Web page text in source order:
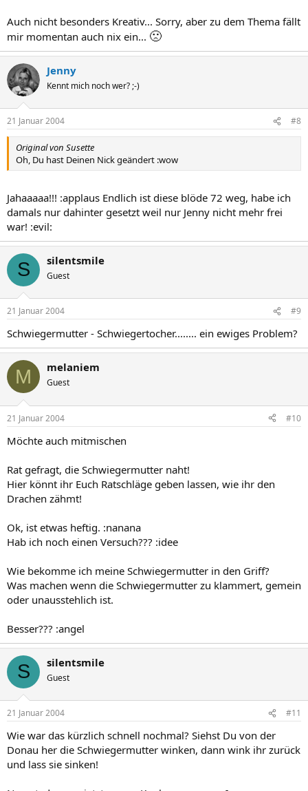
Auch nicht besonders Kreativ... Sorry, aber zu dem Thema fällt
mir momentan auch nix ein... 🙁
Jenny
Kennt mich noch wer? ;-)
21 Januar 2004 #8
Original von Susette
Oh, Du hast Deinen Nick geändert :wow
Jahaaaaa!!! :applaus Endlich ist diese blöde 72 weg, habe ich
damals nur dahinter gesetzt weil nur Jenny nicht mehr frei
war! :evil:
S silentsmile
Guest
21 Januar 2004 #9
Schwiegermutter - Schwiegertocher........ ein ewiges Problem?
M melaniem
Guest
21 Januar 2004 #10
Möchte auch mitmischen
Rat gefragt, die Schwiegermutter naht!
Hier könnt ihr Euch Ratschläge geben lassen, wie ihr den
Drachen zähmt!
Ok, ist etwas heftig. :nanana
Hab ich noch einen Versuch??? :idee
Wie bekomme ich meine Schwiegermutter in den Griff?
Was machen wenn die Schwiegermutter zu klammert, gemein
oder unausstehlich ist.
Besser??? :angel
S silentsmile
Guest
21 Januar 2004 #11
Wie war das kürzlich schnell nochmal? Siehst Du von der
Donau her die Schwiegermutter winken, dann wink ihr zurück
und lass sie sinken!